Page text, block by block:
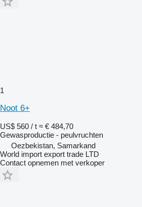
1
Noot 6+
US$ 560 / t ≈ € 484,70
Gewasproductie - peulvruchten
Oezbekistan, Samarkand
World import export trade LTD
Contact opnemen met verkoper